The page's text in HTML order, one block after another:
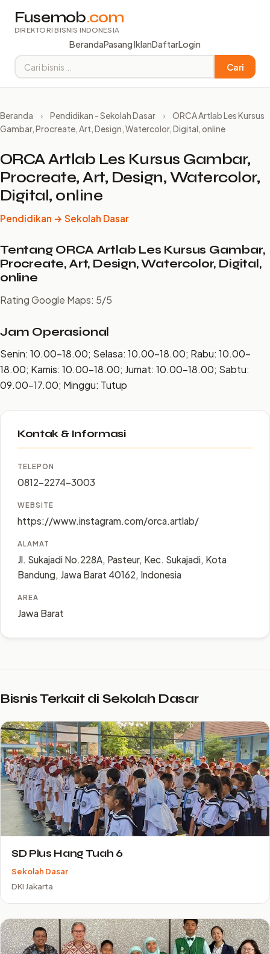
Fusemob.com
DIREKTORI BISNIS INDONESIA
BerandaPasang IklanDaftarLogin
Cari
Beranda › Pendidikan - Sekolah Dasar ›
ORCA Artlab Les Kursus
Gambar, Procreate, Art, Design, Watercolor, Digital, online
ORCA Artlab Les Kursus Gambar,
Procreate, Art, Design, Watercolor,
Digital, online
Pendidikan → Sekolah Dasar
Tentang ORCA Artlab Les Kursus Gambar,
Procreate, Art, Design, Watercolor, Digital,
online
Rating Google Maps: 5/5
Jam Operasional
Senin: 10.00–18.00; Selasa: 10.00–18.00; Rabu: 10.00–
18.00; Kamis: 10.00–18.00; Jumat: 10.00–18.00; Sabtu:
09.00–17.00; Minggu: Tutup
Kontak & Informasi
TELEPON
0812-2274-3003
WEBSITE
https://www.instagram.com/orca.artlab/
ALAMAT
Jl. Sukajadi No.228A, Pasteur, Kec. Sukajadi, Kota
Bandung, Jawa Barat 40162, Indonesia
AREA
Jawa Barat
Bisnis Terkait di Sekolah Dasar
SD Plus Hang Tuah 6
Sekolah Dasar
DKI Jakarta